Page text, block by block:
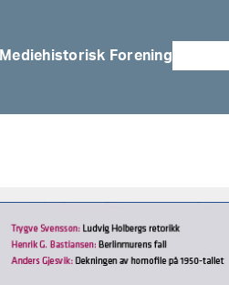
Mediehistorisk Forening